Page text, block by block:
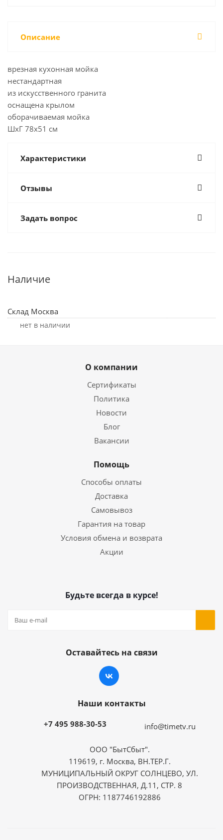
Описание
врезная кухонная мойка
нестандартная
из искусственного гранита
оснащена крылом
оборачиваемая мойка
ШхГ 78х51 см
Характеристики
Отзывы
Задать вопрос
Наличие
Склад Москва
Нет в наличии
О компании
Сертификаты
Политика
Новости
Блог
Вакансии
Помощь
Способы оплаты
Доставка
Самовывоз
Гарантия на товар
Условия обмена и возврата
Акции
Будьте всегда в курсе!
Оставайтесь на связи
Наши контакты
+7 495 988-30-53 info@timetv.ru
ООО "БытСбыт".
119619, г. Москва, ВН.ТЕР.Г.
МУНИЦИПАЛЬНЫЙ ОКРУГ СОЛНЦЕВО, УЛ.
ПРОИЗВОДСТВЕННАЯ, Д.11, СТР. 8
ОГРН: 1187746192886